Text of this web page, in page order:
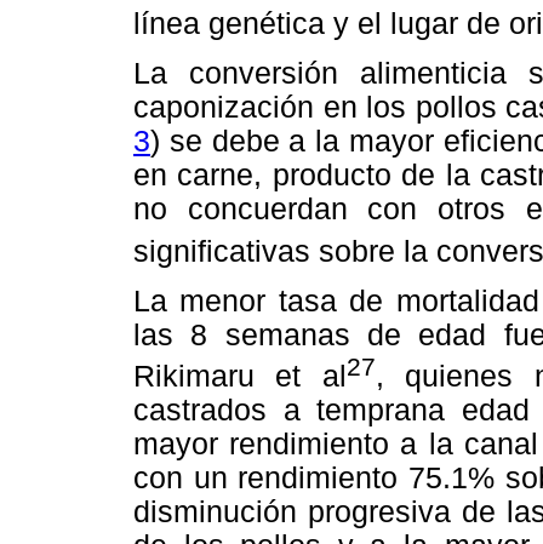
línea genética y el lugar de
La conversión
caponización en los pollos
3) se debe a la mayor
en carne, producto de la
no concuerdan con otros
significativas sobre la
La menor tasa de
las 8 semanas de edad
Rikimaru et al 27, quienes
castrados a temprana
mayor rendimiento a la
con un rendimiento 75.1%
disminución progresiva de